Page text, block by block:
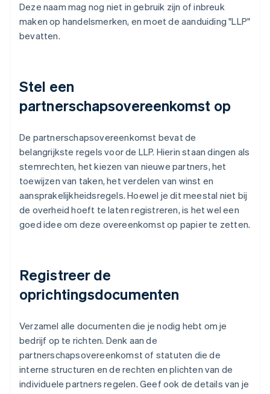
Deze naam mag nog niet in gebruik zijn of inbreuk
maken op handelsmerken, en moet de aanduiding "LLP"
bevatten.
Stel een
partnerschapsovereenkomst op
De partnerschapsovereenkomst bevat de
belangrijkste regels voor de LLP. Hierin staan dingen als
stemrechten, het kiezen van nieuwe partners, het
toewijzen van taken, het verdelen van winst en
aansprakelijkheidsregels. Hoewel je dit meestal niet bij
de overheid hoeft te laten registreren, is het wel een
goed idee om deze overeenkomst op papier te zetten.
Registreer de
oprichtingsdocumenten
Verzamel alle documenten die je nodig hebt om je
bedrijf op te richten. Denk aan de
partnerschapsovereenkomst of statuten die de
interne structuren en de rechten en plichten van de
individuele partners regelen. Geef ook de details van je